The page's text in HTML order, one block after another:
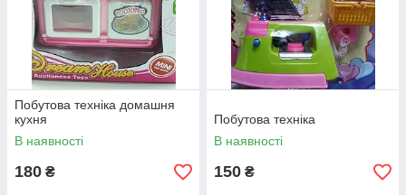
Побутова техніка домашня
кухня
В наявності
180 ₴
Побутова техніка
В наявності
150 ₴